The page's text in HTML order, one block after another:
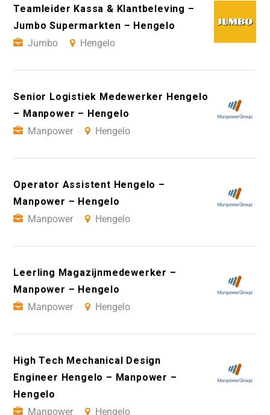
Teamleider Kassa & Klantbeleving –
Jumbo Supermarkten – Hengelo
Jumbo
Hengelo
Senior Logistiek Medewerker Hengelo
– Manpower – Hengelo
Manpower
Hengelo
Operator Assistent Hengelo –
Manpower – Hengelo
Manpower
Hengelo
Leerling Magazijnmedewerker –
Manpower – Hengelo
Manpower
Hengelo
High Tech Mechanical Design
Engineer Hengelo – Manpower –
Hengelo
Manpower
Hengelo